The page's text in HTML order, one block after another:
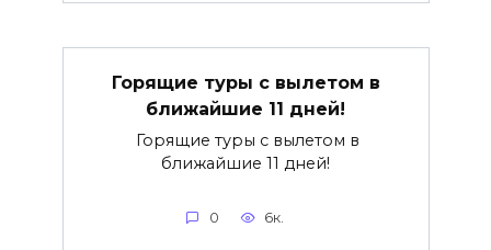
Горящие туры с вылетом в
ближайшие 11 дней!
Горящие туры с вылетом в
ближайшие 11 дней!
0 6к.